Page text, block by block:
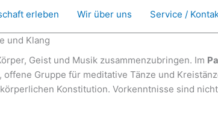
erleben Wir über uns Service /
und Klang
Geist und Musik zusammenzubringen. Im
Gruppe für meditative Tänze und
Konstitution. Vorkenntnisse sind